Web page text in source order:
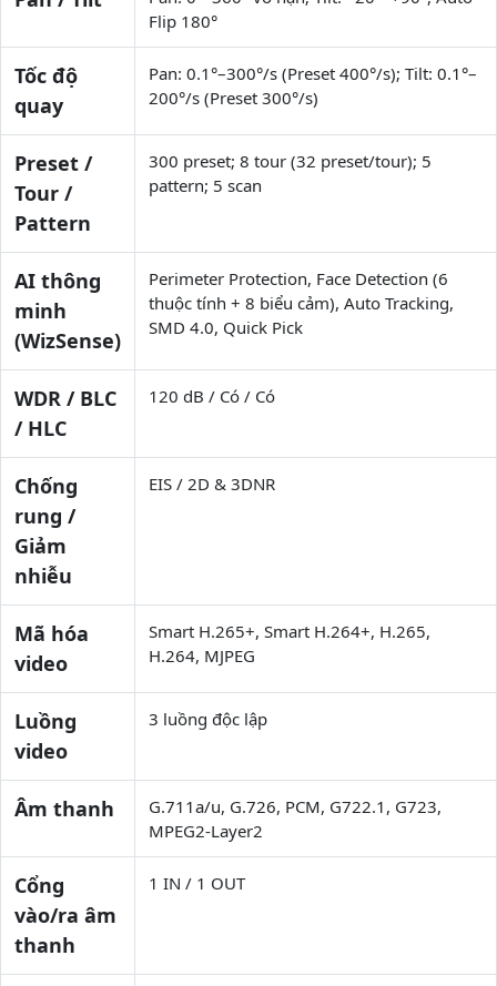
Flip 180°
Tốc độ
quay
Pan: 0.1°–300°/s (Preset 400°/s); Tilt: 0.1°–
200°/s (Preset 300°/s)
Preset /
Tour /
Pattern
300 preset; 8 tour (32 preset/tour); 5
pattern; 5 scan
AI thông
minh
(WizSense)
Perimeter Protection, Face Detection (6
thuộc tính + 8 biểu cảm), Auto Tracking,
SMD 4.0, Quick Pick
WDR / BLC
/ HLC
120 dB / Có / Có
Chống
rung /
Giảm
nhiễu
EIS / 2D & 3DNR
Mã hóa
video
Smart H.265+, Smart H.264+, H.265,
H.264, MJPEG
Luồng
video
3 luồng độc lập
Âm thanh
G.711a/u, G.726, PCM, G722.1, G723,
MPEG2-Layer2
Cổng
vào/ra âm
thanh
1 IN / 1 OUT